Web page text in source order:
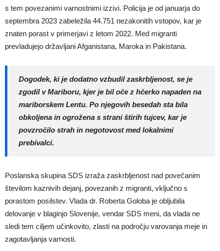
s tem povezanimi varnostnimi izzivi. Policija je od januarja do
septembra 2023 zabeležila 44.751 nezakonitih vstopov, kar je
znaten porast v primerjavi z letom 2022. Med migranti
prevladujejo državljani Afganistana, Maroka in Pakistana.
Dogodek, ki je dodatno vzbudil zaskrbljenost, se je
zgodil v Mariboru, kjer je bil oče z hčerko napaden na
mariborskem Lentu. Po njegovih besedah sta bila
obkoljena in ogrožena s strani štirih tujcev, kar je
povzročilo strah in negotovost med lokalnimi
prebivalci.
Poslanska skupina SDS izraža zaskrbljenost nad povečanim
številom kaznivih dejanj, povezanih z migranti, vključno s
porastom posilstev. Vlada dr. Roberta Goloba je obljubila
delovanje v blaginjo Slovenije, vendar SDS meni, da vlada ne
sledi tem ciljem učinkovito, zlasti na področju varovanja meje in
zagotavljanja varnosti.